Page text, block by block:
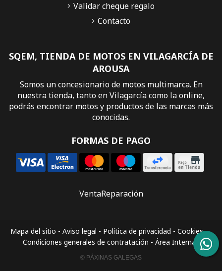
SQEM, TIENDA DE MOTOS EN VILAGARCÍA DE
AROUSA
Somos un concesionario de motos multimarca. En
nuestra tienda, tanto en Vilagarcía como la online,
podrás encontrar motos y productos de las marcas más
conocidas.
FORMAS DE PAGO
Validar cheque regalo
Contacto
VentaReparación
Mapa del sitio - Aviso legal - Política de privacidad - Cookies-
Condiciones generales de contratación - Área Interna
© PÁXINAS GALEGAS